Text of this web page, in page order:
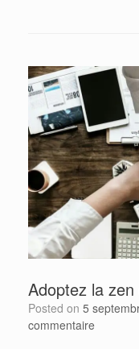
Adoptez la
Posted on 5
commentaire